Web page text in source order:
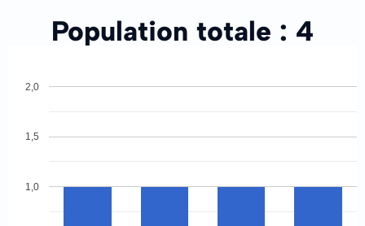
Population totale : 4
1,0
1,5
2,0